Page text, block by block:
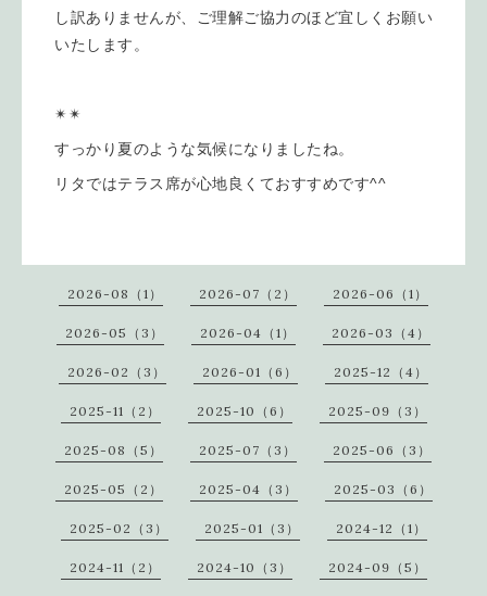
し訳ありませんが、ご理解ご協力のほど宜しくお願い
いたします。
✴︎✴︎
すっかり夏のような気候になりましたね。
リタではテラス席が心地良くておすすめです^^
2026-08（1） 2026-07（2） 2026-06（1）
2026-05（3） 2026-04（1） 2026-03（4）
2026-02（3） 2026-01（6） 2025-12（4）
2025-11（2） 2025-10（6） 2025-09（3）
2025-08（5） 2025-07（3） 2025-06（3）
2025-05（2） 2025-04（3） 2025-03（6）
2025-02（3） 2025-01（3） 2024-12（1）
2024-11（2） 2024-10（3） 2024-09（5）